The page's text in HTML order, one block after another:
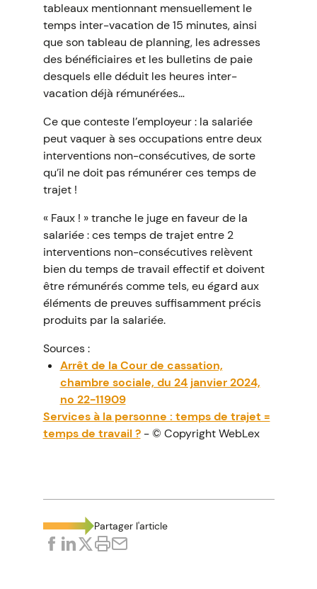
tableaux mentionnant mensuellement le
temps inter-vacation de 15 minutes, ainsi
que son tableau de planning, les adresses
des bénéficiaires et les bulletins de paie
desquels elle déduit les heures inter-
vacation déjà rémunérées…
Ce que conteste l’employeur : la salariée
peut vaquer à ses occupations entre deux
interventions non-consécutives, de sorte
qu’il ne doit pas rémunérer ces temps de
trajet !
« Faux ! » tranche le juge en faveur de la
salariée : ces temps de trajet entre 2
interventions non-consécutives relèvent
bien du temps de travail effectif et doivent
être rémunérés comme tels, eu égard aux
éléments de preuves suffisamment précis
produits par la salariée.
Sources :
Arrêt de la Cour de cassation,
chambre sociale, du 24 janvier 2024,
no 22-11909
Services à la personne : temps de trajet =
temps de travail ?- © Copyright WebLex
Partager l'article